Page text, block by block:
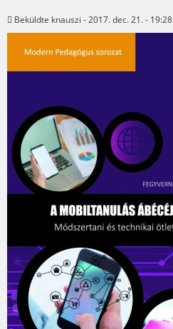
Beküldte knauszi - 2017. dec. 21. - 19:28